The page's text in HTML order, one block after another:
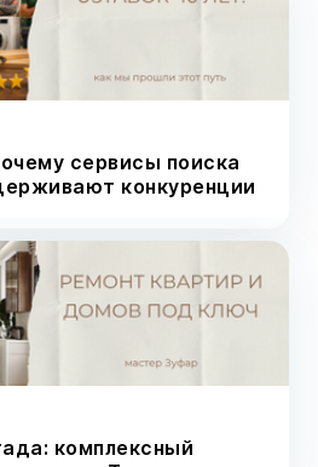
сервисы поиска
конкуренции
комплексный